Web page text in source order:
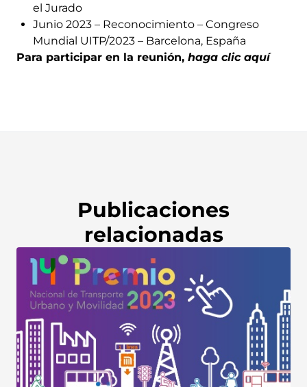
el Jurado
Junio 2023 – Reconocimiento – Congreso
Mundial UITP/2023 – Barcelona, España
Para participar en la reunión, haga clic aquí
Publicaciones
relacionadas